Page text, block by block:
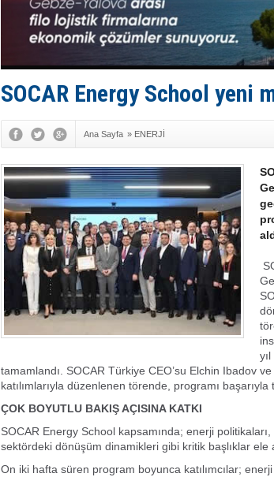
SOCAR Energy School yeni
Ana Sayfa » ENERJİ
tamamlandı. SOCAR Türkiye CEO’su Elchin Ibadov
katılımlarıyla düzenlenen törende, programı
ÇOK BOYUTLU BAKIŞ AÇISINA KATKI
SOCAR Energy School kapsamında; enerji
sektördeki dönüşüm dinamikleri gibi kritik başlıklar ele
On iki hafta süren program boyunca katılımcılar;